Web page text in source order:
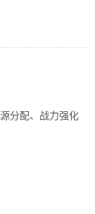
分配、战力强化